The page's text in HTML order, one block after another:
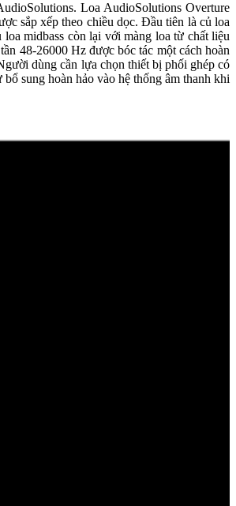
Loa AudioSolutions Overture
sắp xếp theo chiều dọc. Đầu tiên là củ loa
midbass còn lại với màng loa từ chất liệu
48-26000 Hz được bóc tác một cách hoàn
dùng cần lựa chọn thiết bị phối ghép có
sung hoàn hảo vào hệ thống âm thanh khi